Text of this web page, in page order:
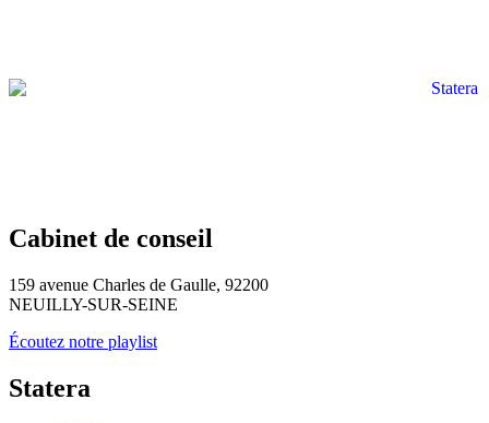
Cabinet de conseil
159 avenue Charles de Gaulle, 92200
NEUILLY-SUR-SEINE
Écoutez notre playlist
Statera